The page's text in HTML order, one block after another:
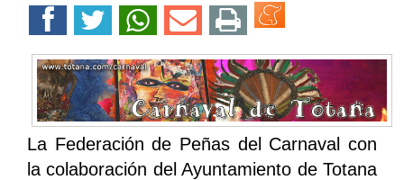
La Federación de Peñas del Carnaval con
la colaboración del Ayuntamiento de Totana